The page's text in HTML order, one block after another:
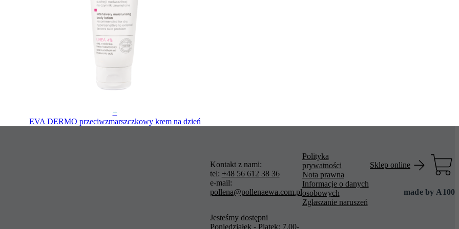
+
EVA DERMO przeciwzmarszczkowy krem na dzień
Kontakt z nami:
tel: +48 56 612 38 36
e-mail:
pollena@pollenaewa.com.pl
Jesteśmy dostępni
Poniedziałek - Piątek: 7.00-
Polityka
prywatności
Nota prawna
Informacje o danych
osobowych
Zgłaszanie naruszeń
Sklep online
made by A100